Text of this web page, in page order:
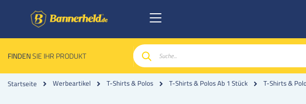
FINDENSIE IHR PRODUKT
Suche
Startseite Werbeartikel T-Shirts & Polos T-Shirts & Polos Ab 1 Stück T-Shirts &